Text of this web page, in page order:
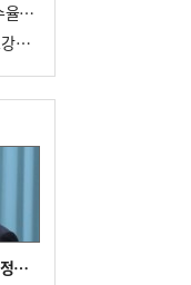
열흘째 폭염특보 속 행인 탈진…경남 저수율 평년의 절반
“전임 정책 무작정 파기 안 돼” 이성권, 고강도 ‘전재수 견제’ 예고
이 대통령 "청년들 거의 취약계층…핵심 정책 재편""